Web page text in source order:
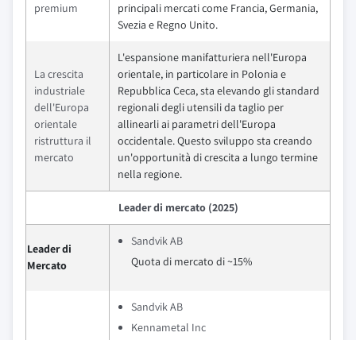
premium
principali mercati come Francia, Germania,
Svezia e Regno Unito.
La crescita
industriale
dell'Europa
orientale
ristruttura il
mercato
L'espansione manifatturiera nell'Europa
orientale, in particolare in Polonia e
Repubblica Ceca, sta elevando gli standard
regionali degli utensili da taglio per
allinearli ai parametri dell'Europa
occidentale. Questo sviluppo sta creando
un'opportunità di crescita a lungo termine
nella regione.
Leader di mercato (2025)
Leader di
Mercato
Sandvik AB
Quota di mercato di ~15%
Sandvik AB
Kennametal Inc